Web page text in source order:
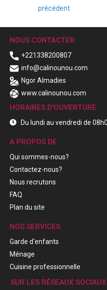
précédent
NOUS CONTACTER
+221338200807
info@calinounou.com
Ngor Almadies
www.calinounou.com
HORAIRES D'OUVERTURE
Du lundi au vendredi de
A PROPOS DE
Qui sommes-nous?
Contactez-nous?
Nous recrutons
FAQ
Plan du site
NOS SERVICES
Garde d'enfants
Ménage
Cuisine professionnelle
SUR LES RÉSEAUX SOCIAUX